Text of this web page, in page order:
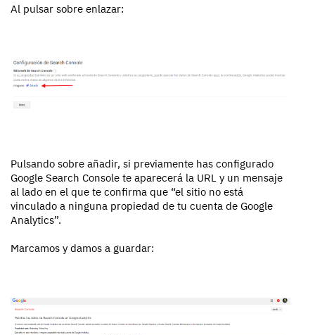
Al pulsar sobre enlazar:
Pulsando sobre añadir, si previamente has configurado
Google Search Console te aparecerá la URL y un mensaje
al lado en el que te confirma que “el sitio no está
vinculado a ninguna propiedad de tu cuenta de Google
Analytics”.
Marcamos y damos a guardar: